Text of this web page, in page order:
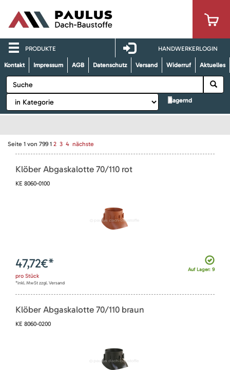
PRODUKTE HANDWERKERLOGIN
Kontakt Impressum AGB Datenschutz Versand Widerruf Aktuelles
lagernd
Seite 1 von 799 1 2 3 4 nächste
Klöber Abgaskalotte 70/110 rot
KE 8060-0100
Auf Lager: 9
47,72€*
pro Stück
*inkl. MwSt zzgl. Versand
Klöber Abgaskalotte 70/110 braun
KE 8060-0200